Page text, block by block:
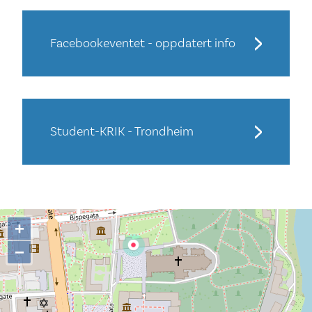
Facebookeventet - oppdatert info
Student-KRIK - Trondheim
+
−